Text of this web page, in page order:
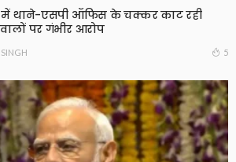
में थाने-एसपी ऑफिस के चक्कर काट रही
पर गंभीर आरोप
5